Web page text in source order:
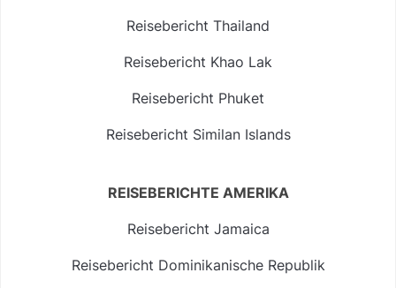
Reisebericht Thailand
Reisebericht Khao Lak
Reisebericht Phuket
Reisebericht Similan Islands
REISEBERICHTE AMERIKA
Reisebericht Jamaica
Reisebericht Dominikanische Republik